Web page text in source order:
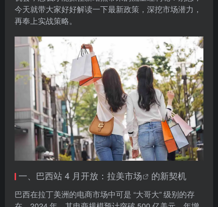
今天就带大家好好解读一下最新政策，深挖市场潜力，
再奉上实战策略。
一、巴西站 4 月开放： 拉美市场 的新契机
巴西在拉丁美洲的电商市场中可是 “大哥大” 级别的存